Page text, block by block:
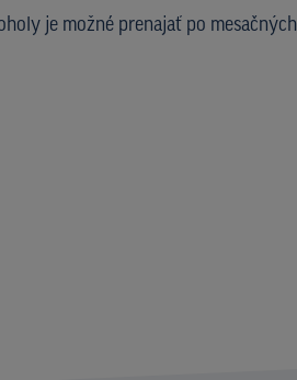
je možné prenajať po mesačných